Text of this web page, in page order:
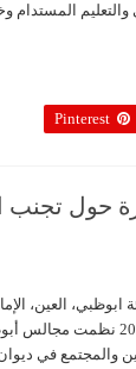
والتعليم المستدام
Pinterest
تجنب
يونيو 2026 نظمت
والمجتمع في